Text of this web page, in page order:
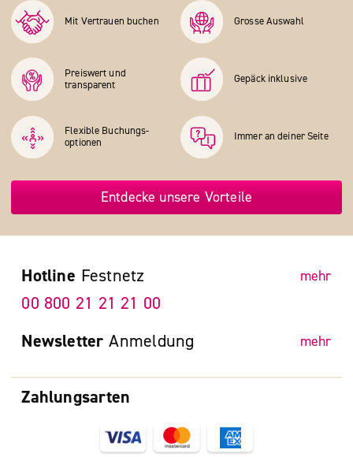
Mit Vertrauen buchen Grosse Auswahl
Preiswert und
transparent
Gepäck inklusive
Flexible Buchungs­
optionen
Immer an deiner Seite
Entdecke unsere Vorteile
Zahlungsarten
Hotline Festnetz mehr
00 800 21 21 21 00
Newsletter Anmeldung mehr